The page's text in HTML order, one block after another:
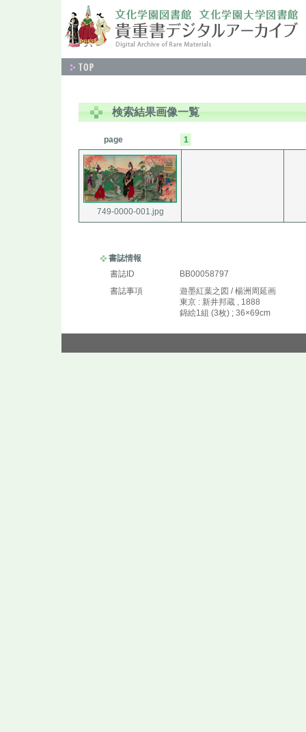
検索結果画像一覧
page 1
749-0000-001.jpg
書誌情報
書誌ID
BB00058797
書誌事項
遊墨紅葉之図 / 楊洲周延画
東京 : 新井邦蔵 , 1888
錦絵1組 (3枚) ; 36×69cm